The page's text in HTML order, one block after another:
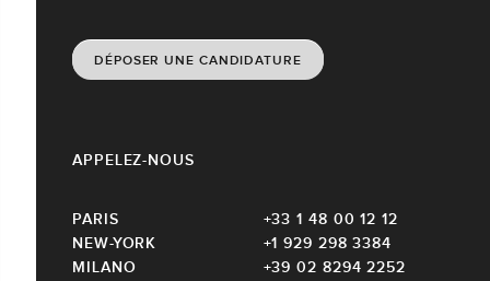
DÉPOSER UNE CANDIDATURE
APPELEZ-NOUS
PARIS
+33 1 48 00 12 12
NEW-YORK
+1 929 298 3384
MILANO
+39 02 8294 2252